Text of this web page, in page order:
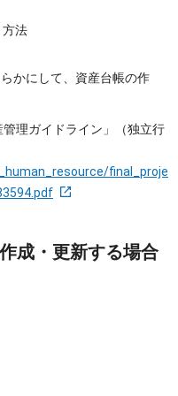
方法
かにして、資産台帳の作
管理ガイドライン」（独立行
final_proje
成・更新する場合